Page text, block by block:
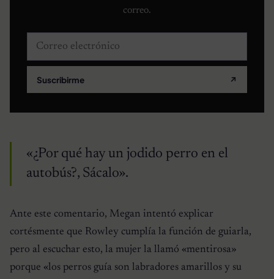
correo.
Correo electrónico
Suscribirme ↗
«¿Por qué hay un jodido perro en el
autobús?, Sácalo».
Ante este comentario, Megan intentó explicar
cortésmente que Rowley cumplía la función de guiarla,
pero al escuchar esto, la mujer la llamó «mentirosa»
porque «los perros guía son labradores amarillos y su